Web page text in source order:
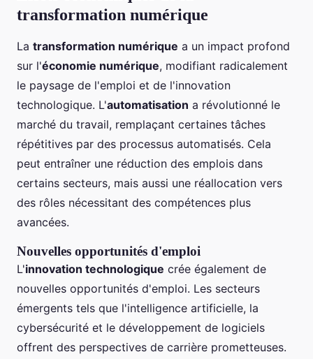
transformation numérique
La transformation numérique a un impact profond
sur l'économie numérique, modifiant radicalement
le paysage de l'emploi et de l'innovation
technologique. L'automatisation a révolutionné le
marché du travail, remplaçant certaines tâches
répétitives par des processus automatisés. Cela
peut entraîner une réduction des emplois dans
certains secteurs, mais aussi une réallocation vers
des rôles nécessitant des compétences plus
avancées.
Nouvelles opportunités d'emploi
L'innovation technologique crée également de
nouvelles opportunités d'emploi. Les secteurs
émergents tels que l'intelligence artificielle, la
cybersécurité et le développement de logiciels
offrent des perspectives de carrière prometteuses.